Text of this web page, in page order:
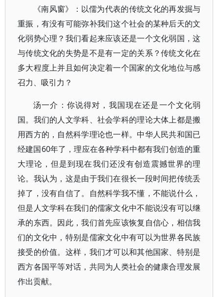
《南风窗》：以儒为代表的传统文化的再发掘与
重振，有没有可能弥补我们这个社会的某种后天的文
化弱势心理？我们看起来应该还是一个文化弱国，这
与传统文化的失势是不是有一定的关系？传统文化在
多大程度上并且如何决定着一个国家的文化地位与感
召力、吸引力？
汤一介：你说得对，我国现在还是一个文化弱
国。我们的人文学科、社会学科的理论大体上都是搬
用西方的，自然科学理论也一样。中华人民共和国已
经建国60年了，理应在各种学科中都有我们创造的重
大理论，但是到现在我们还没有创造震撼世界的理
论。我认为，这是由于我们在很长一段时间把传统丢
掉了，没有自信了。自然科学我不懂，不能说什么，
但是人文学科在我们的儒家文化中不能说没有可以继
承的东西。因此，我们首先应该恢复自信心，相信我
们的文化中，特别是儒家文化中有可以为世界各民族
接受的价值。这样，我们才可以和其他国家、特别是
西方各国平等对话，共同为人类社会的健康合理发展
作出贡献。